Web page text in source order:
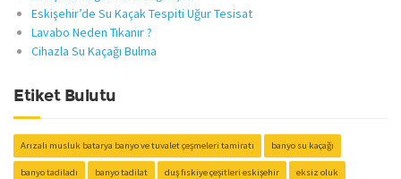
Eskişehir’de Su Kaçak Tespiti Uğur Tesisat
Lavabo Neden Tıkanır ?
Cihazla Su Kaçağı Bulma
Etiket Bulutu
Arızalı musluk batarya banyo ve tuvalet çeşmeleri tamiratı banyo su kaçağı
banyo tadiladı banyo tadilat duş fıskiye çeşitleri eskişehir eksiz oluk